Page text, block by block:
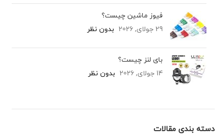
فیوز ماشین چیست؟
29 جولای, 2026
بدون نظر
بای لنز چیست؟
14 جولای, 2026
بدون نظر
دسته بندی مقالات